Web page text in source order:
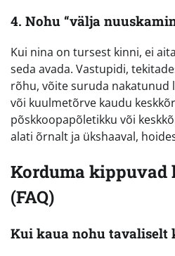
4. Nohu “välja
Kui nina on tursest kinni, ei
seda avada. Vastupidi,
rõhu, võite suruda nakatunud
või kuulmetõrve kaudu
põskkoopapõletikku või
alati õrnalt ja ükshaaval,
Korduma kippuvad
(FAQ)
Kui kaua nohu tavaliselt